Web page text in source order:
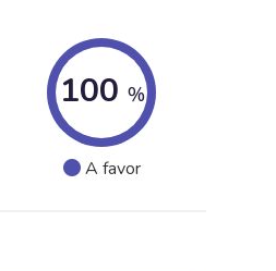
100 %
A favor